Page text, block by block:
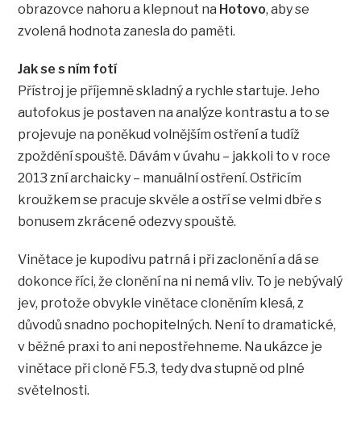
obrazovce nahoru a klepnout na Hotovo, aby se
zvolená hodnota zanesla do paměti.
Jak se s ním fotí
Přístroj je příjemně skladný a rychle startuje. Jeho
autofokus je postaven na analýze kontrastu a to se
projevuje na poněkud volnějším ostření a tudíž
zpoždění spouště. Dávám v úvahu – jakkoli to v roce
2013 zní archaicky – manuální ostření. Ostřicím
kroužkem se pracuje skvěle a ostří se velmi dbře s
bonusem zkrácené odezvy spouště.
Vinětace je kupodivu patrná i při zaclonění a dá se
dokonce říci, že clonění na ni nemá vliv. To je nebývalý
jev, protože obvykle vinětace cloněním klesá, z
důvodů snadno pochopitelných. Není to dramatické,
v běžné praxi to ani nepostřehneme. Na ukázce je
vinětace při cloně F5.3, tedy dva stupně od plné
světelnosti.